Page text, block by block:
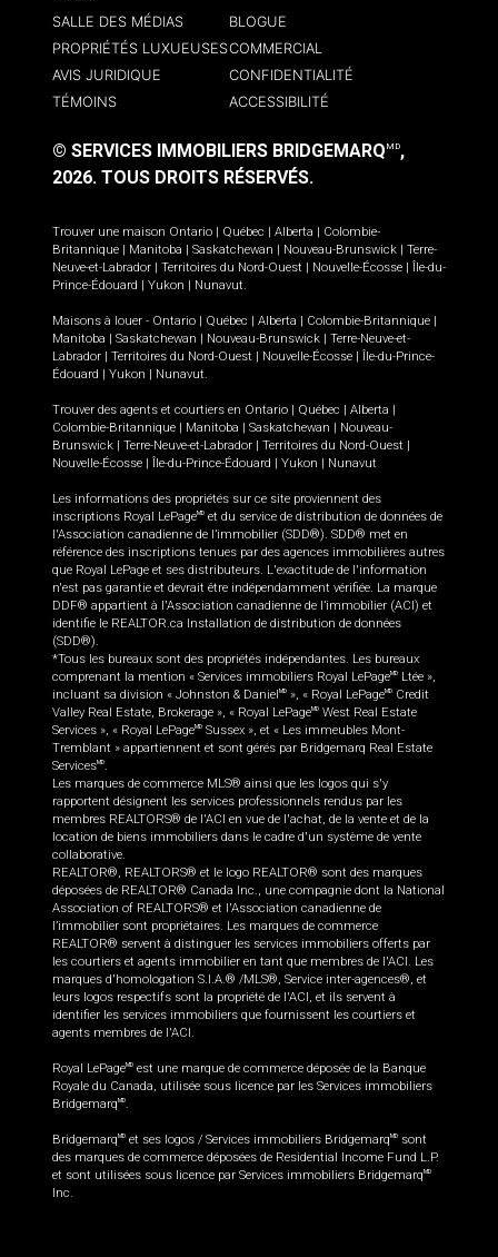
SALLE DES MÉDIAS
BLOGUE
PROPRIÉTÉS LUXUEUSESCOMMERCIAL
AVIS JURIDIQUE
CONFIDENTIALITÉ
TÉMOINS
ACCESSIBILITÉ
© SERVICES IMMOBILIERS BRIDGEMARQ MD,
2026. TOUS DROITS RÉSERVÉS.
Trouver une maison Ontario | Québec | Alberta | Colombie-
Britannique | Manitoba | Saskatchewan | Nouveau-Brunswick | Terre-
Neuve-et-Labrador | Territoires du Nord-Ouest | Nouvelle-Écosse | Île-du-
Prince-Édouard | Yukon | Nunavut
Maisons à louer - Ontario | Québec | Alberta | Colombie-Britannique |
Manitoba | Saskatchewan | Nouveau-Brunswick | Terre-Neuve-et-
Labrador | Territoires du Nord-Ouest | Nouvelle-Écosse | Île-du-Prince-
Édouard | Yukon | Nunavut
Trouver des agents et courtiers en Ontario | Québec | Alberta |
Colombie-Britannique | Manitoba | Saskatchewan | Nouveau-
Brunswick | Terre-Neuve-et-Labrador | Territoires du Nord-Ouest |
Nouvelle-Écosse | Île-du-Prince-Édouard | Yukon | Nunavut
Les informations des propriétés sur ce site proviennent des
inscriptions Royal LePageMD et du service de distribution de données de
l'Association canadienne de l’immobilier (SDD®). SDD® met en
référence des inscriptions tenues par des agences immobilières autres
que Royal LePage et ses distributeurs. L'exactitude de l'information
n'est pas garantie et devrait être indépendamment vérifiée. La marque
DDF® appartient à l'Association canadienne de l’immobilier (ACI) et
identifie le REALTOR.ca Installation de distribution de données
(SDD®).
*Tous les bureaux sont des propriétés indépendantes. Les bureaux
comprenant la mention « Services immobiliers Royal LePageMD
Ltée »,
incluant sa division « Johnston & DanielMD », « Royal LePageMD
Credit
Valley Real Estate, Brokerage », « Royal LePageMD West Real Estate
Services », « Royal LePageMD Sussex », et « Les immeubles Mont-
Tremblant » appartiennent et sont gérés par Bridgemarq Real Estate
ServicesMD
Les marques de commerce MLS® ainsi que les logos qui s'y
rapportent désignent les services professionnels rendus par les
membres REALTORS® de l'ACI en vue de l'achat, de la vente et de la
location de biens immobiliers dans le cadre d'un système de vente
collaborative.
REALTOR®, REALTORS® et le logo REALTOR® sont des marques
déposées de REALTOR® Canada Inc., une compagnie dont la National
Association of REALTORS® et l'Association canadienne de
l’immobilier sont propriétaires. Les marques de commerce
REALTOR® servent à distinguer les services immobiliers offerts par
les courtiers et agents immobilier en tant que membres de l'ACI. Les
marques d'homologation S.I.A.® /MLS®, Service inter-agences®, et
leurs logos respectifs sont la propriété de l'ACI, et ils servent à
identifier les services immobiliers que fournissent les courtiers et
agents membres de l'ACI.
Royal LePageMD est une marque de commerce déposée de la Banque
Royale du Canada, utilisée sous licence par les Services immobiliers
BridgemarqMD
BridgemarqMD et ses logos / Services immobiliers BridgemarqMD
sont
des marques de commerce déposées de Residential Income Fund L.P.
et sont utilisées sous licence par Services immobiliers BridgemarqMD
Inc.